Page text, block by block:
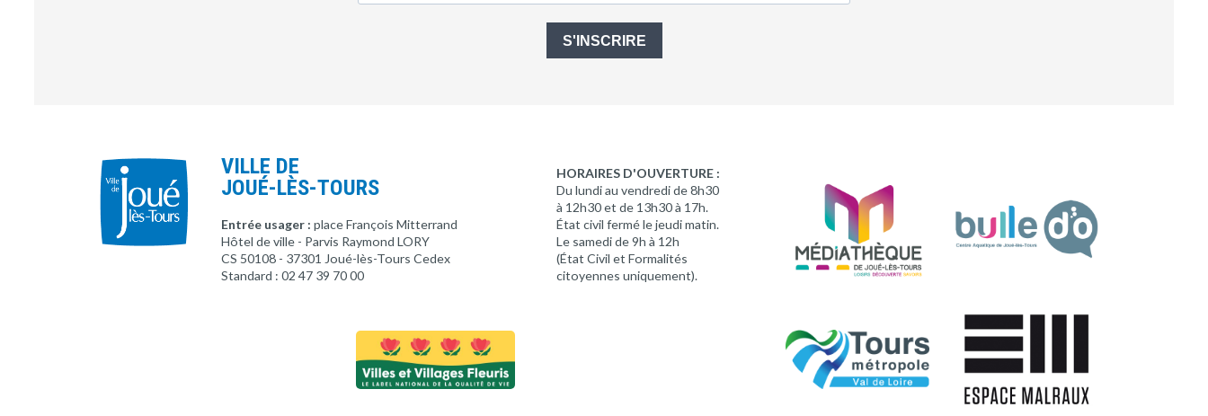
S'INSCRIRE
VILLE DE
JOUÉ-LÈS-TOURS
Entrée usager : place François Mitterrand
Hôtel de ville - Parvis Raymond LORY
CS 50108 - 37301 Joué-lès-Tours Cedex
Standard : 02 47 39 70 00
HORAIRES D'OUVERTURE :
Du lundi au vendredi de 8h30
à 12h30 et de 13h30 à 17h.
État civil fermé le jeudi matin.
Le samedi de 9h à 12h
(État Civil et Formalités
citoyennes uniquement).